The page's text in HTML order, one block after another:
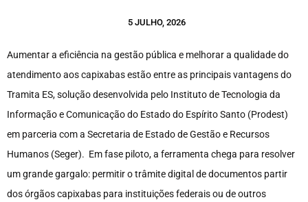
5 JULHO, 2026
Aumentar a eficiência na gestão pública e melhorar a qualidade do
atendimento aos capixabas estão entre as principais vantagens do
Tramita ES, solução desenvolvida pelo Instituto de Tecnologia da
Informação e Comunicação do Estado do Espírito Santo (Prodest)
em parceria com a Secretaria de Estado de Gestão e Recursos
Humanos (Seger). Em fase piloto, a ferramenta chega para resolver
um grande gargalo: permitir o trâmite digital de documentos partir
dos órgãos capixabas para instituições federais ou de outros